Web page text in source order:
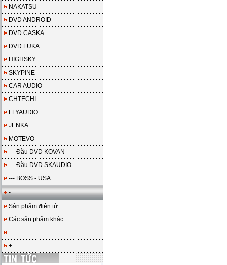
NAKATSU
DVD ANDROID
DVD CASKA
DVD FUKA
HIGHSKY
SKYPINE
CAR AUDIO
CHTECHI
FLYAUDIO
JENKA
MOTEVO
--- Đầu DVD KOVAN
--- Đầu DVD SKAUDIO
--- BOSS - USA
-
Sản phẩm điện tử
Các sản phẩm khác
-
+